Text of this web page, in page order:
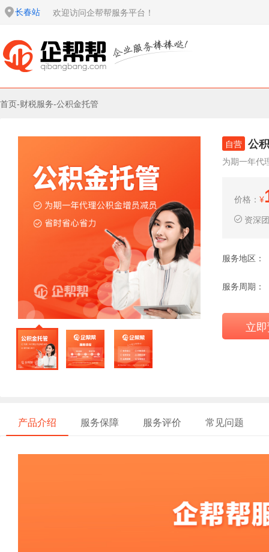
长春站 欢迎访问企帮帮服务平台！
首页-财税服务-公积金托管
自营 公
为期一年代
价格： ¥
资深
服务地区：
服务周期：
立
产品介绍 服务保障 服务评价 常见问题